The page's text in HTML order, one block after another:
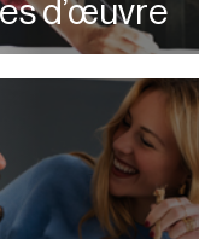
d’œuvre